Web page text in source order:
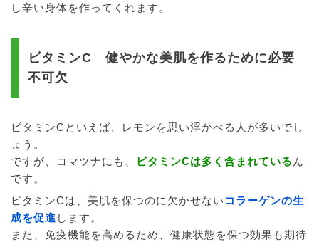
し辛い身体を作ってくれます。
ビタミンC 健やかな美肌を作るために必要
不可欠
ビタミンCといえば、レモンを思い浮かべる人が多いでし
ょう。
ですが、コマツナにも、
ビタミンCは多く含まれている ん
です。
ビタミンCは、美肌を保つのに欠かせない コラーゲンの生
成を促進 します。
また、免疫機能を高めるため、健康状態を保つ効果も期待